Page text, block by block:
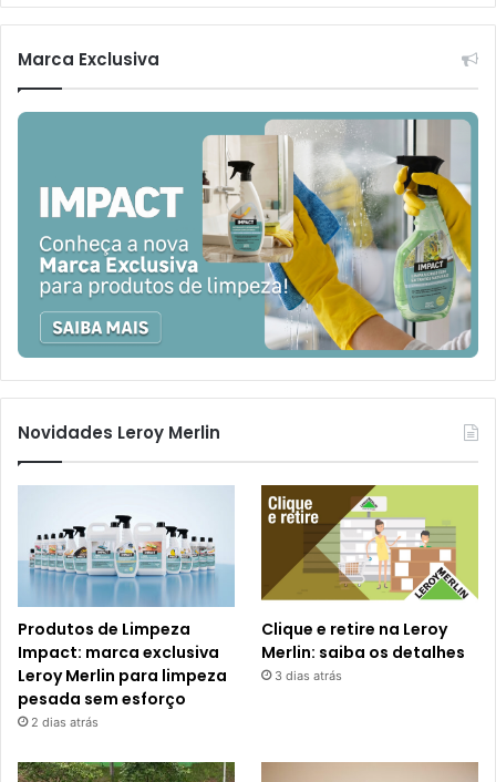
Marca Exclusiva
Novidades Leroy Merlin
Produtos de Limpeza
Impact: marca exclusiva
Leroy Merlin para limpeza
pesada sem esforço
2 dias atrás
Clique e retire na Leroy
Merlin: saiba os detalhes
3 dias atrás